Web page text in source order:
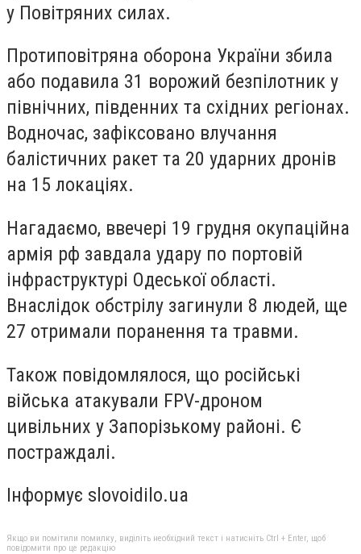
у Повітряних силах.
Протиповітряна оборона України збила
або подавила 31 ворожий безпілотник у
північних, південних та східних регіонах.
Водночас, зафіксовано влучання
балістичних ракет та 20 ударних дронів
на 15 локаціях.
Нагадаємо, ввечері 19 грудня окупаційна
армія рф завдала удару по портовій
інфраструктурі Одеської області.
Внаслідок обстрілу загинули 8 людей, ще
27 отримали поранення та травми.
Також повідомлялося, що російські
війська атакували FPV-дроном
цивільних у Запорізькому районі. Є
постраждалі.
Інформує slovoidilo.ua
Якщо ви помітили помилку, виділіть необхідний текст і натисніть Ctrl + Enter, щоб
повідомити про це редакцію